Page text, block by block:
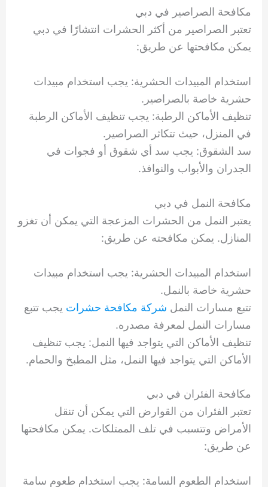
مكافحة الصراصير في دبي
تعتبر الصراصير من أكثر الحشرات انتشارًا في دبي
يمكن مكافحتها عن طريق:
استخدام المبيدات الحشرية: يجب استخدام مبيدات
حشرية خاصة بالصراصير.
تنظيف الأماكن الرطبة: يجب تنظيف الأماكن الرطبة
في المنزل، حيث تتكاثر الصراصير.
سد الشقوق: يجب سد أي شقوق أو فجوات في
الجدران والأبواب والنوافذ.
مكافحة النمل في دبي
يعتبر النمل من الحشرات المزعجة التي يمكن أن تغزو
المنازل. يمكن مكافحته عن طريق:
استخدام المبيدات الحشرية: يجب استخدام مبيدات
حشرية خاصة بالنمل.
تتبع مسارات النمل شركة مكافحة حشرات يجب تتبع
مسارات النمل لمعرفة مصدره.
تنظيف الأماكن التي يتواجد فيها النمل: يجب تنظيف
الأماكن التي يتواجد فيها النمل، مثل المطبخ والحمام.
مكافحة الفئران في دبي
تعتبر الفئران من القوارض التي يمكن أن تنقل
الأمراض وتتسبب في تلف الممتلكات. يمكن مكافحتها
عن طريق:
استخدام الطعوم السامة: يجب استخدام طعوم سامة